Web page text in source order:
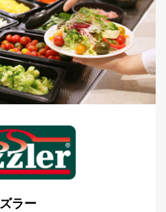
ラー